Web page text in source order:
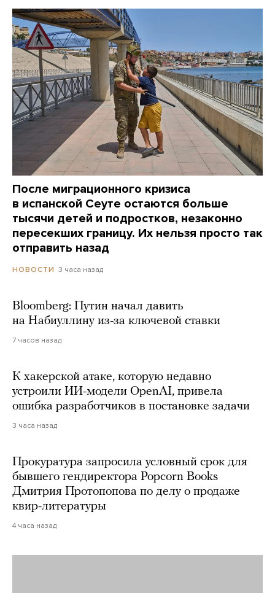
После миграционного кризиса
в испанской Сеуте остаются больше
тысячи детей и подростков, незаконно
пересекших границу. Их нельзя просто так
отправить назад
НОВОСТИ 3 часа назад
Bloomberg: Путин начал давить
на Набиуллину из-за ключевой ставки
7 часов назад
К хакерской атаке, которую недавно
устроили ИИ-модели OpenAI, привела
ошибка разработчиков в постановке задачи
3 часа назад
Прокуратура запросила условный срок для
бывшего гендиректора Popcorn Books
Дмитрия Протопопова по делу о продаже
квир-литературы
4 часа назад